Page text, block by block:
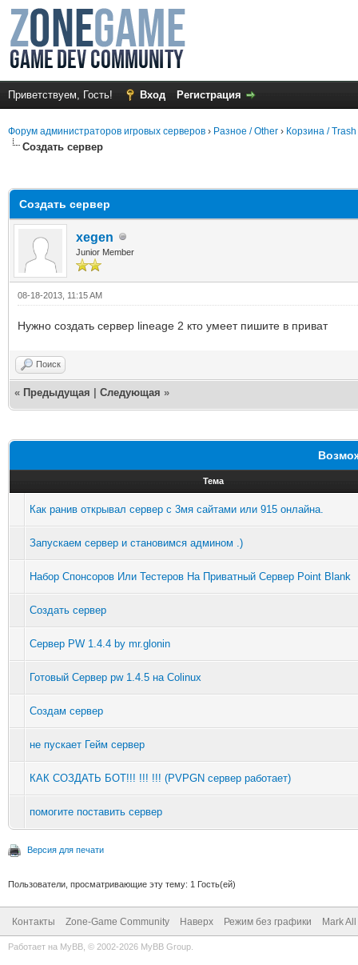
Приветствуем, Гость! Вход Регистрация
Форум администраторов игровых серверов › Разное / Other › Корзина / Trash
Создать сервер
Создать сервер
xegen
Junior Member
08-18-2013, 11:15 AM
Нужно создать сервер lineage 2 кто умеет пишите в приват
Поиск
« Предыдущая Следующая »
Тема
Как ранив открывал сервер с 3мя сайтами или 915 онлайна.
Запускаем сервер и становимся админом .)
Набор Спонсоров Или Тестеров На Приватный Сервер Point Blank
Создать сервер
Сервер PW 1.4.4 by mr.glonin
Готовый Сервер pw 1.4.5 на Colinux
Создам сервер
не пускает Гейм сервер
КАК СОЗДАТЬ БОТ!!! !!! !!! (PVPGN сервер работает)
помогите поставить сервер
Версия для печати
Пользователи, просматривающие эту тему: 1 Гость(ей)
Контакты Zone-Game Community Наверх Режим без графики Mark
Работает на MyBB , © 2002-2026 MyBB Group